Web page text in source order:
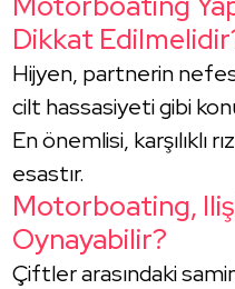
Dikkat
Hijyen, partnerin
cilt hassasiyeti gibi
En önemlisi, karşılıklı
esastır.
Motorboating,
Oynayabilir?
Çiftler arasındaki